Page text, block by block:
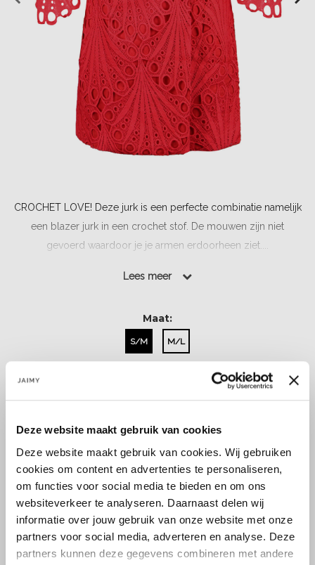
Deze website maakt gebruik van cookies
Deze website maakt gebruik van cookies. Wij gebruiken
cookies om content en advertenties te personaliseren,
om functies voor social media te bieden en om ons
websiteverkeer te analyseren. Daarnaast delen wij
informatie over jouw gebruik van onze website met onze
partners voor social media, adverteren en analyse. Deze
partners kunnen deze gegevens combineren met andere
CROCHET LOVE! Deze jurk is een perfecte combinatie namelijk
een blazer jurk in een crochet stof. De mouwen zijn niet
gevoerd waardoor je je armen erdoorheen ziet....
Lees meer
Maat:
S/M M/L
Verzenden & retourneren